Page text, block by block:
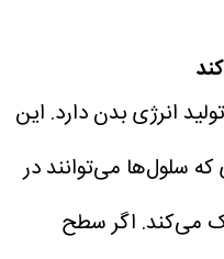
انرژی بدن دارد. این
که سلول‌ها می‌توانند در
می‌کند. اگر سطح